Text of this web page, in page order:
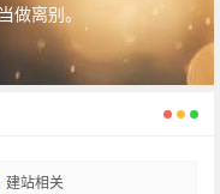
做离别。
建站相关